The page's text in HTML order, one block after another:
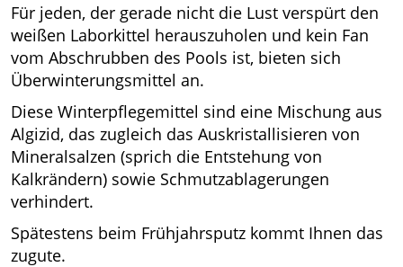
Für jeden, der gerade nicht die Lust verspürt den
weißen Laborkittel herauszuholen und kein Fan
vom Abschrubben des Pools ist, bieten sich
Überwinterungsmittel an.
Diese Winterpflegemittel sind eine Mischung aus
Algizid, das zugleich das Auskristallisieren von
Mineralsalzen (sprich die Entstehung von
Kalkrändern) sowie Schmutzablagerungen
verhindert.
Spätestens beim Frühjahrsputz kommt Ihnen das
zugute.